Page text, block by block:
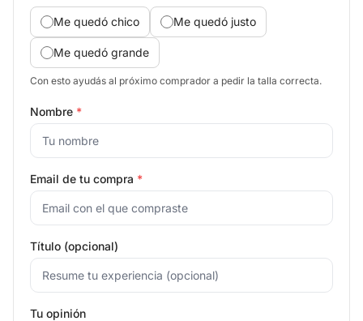
Me quedó chico Me quedó justo
Me quedó grande
Con esto ayudás al próximo comprador a pedir la talla correcta.
Nombre *
Email de tu compra *
Título (opcional)
Tu opinión